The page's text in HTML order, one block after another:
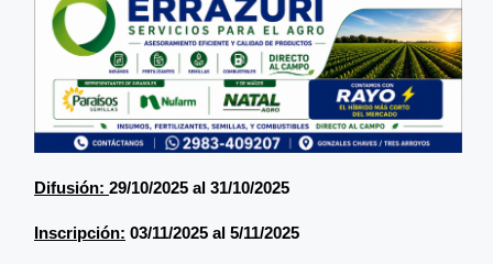
Difusión: 29/10/2025 al 31/10/2025
Inscripción: 03/11/2025 al 5/11/2025